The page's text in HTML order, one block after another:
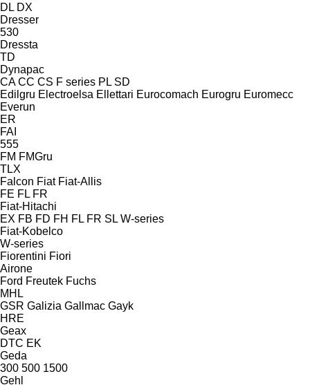
DL DX
Dresser
530
Dressta
TD
Dynapac
CA CC CS F series PL SD
Edilgru Electroelsa Ellettari Eurocomach Eurogru Euromecc
Everun
ER
FAI
555
FM FMGru
TLX
Falcon Fiat Fiat-Allis
FE FL FR
Fiat-Hitachi
EX FB FD FH FL FR SL W-series
Fiat-Kobelco
W-series
Fiorentini Fiori
Airone
Ford Freutek Fuchs
MHL
GSR Galizia Gallmac Gayk
HRE
Geax
DTC EK
Geda
300 500 1500
Gehl